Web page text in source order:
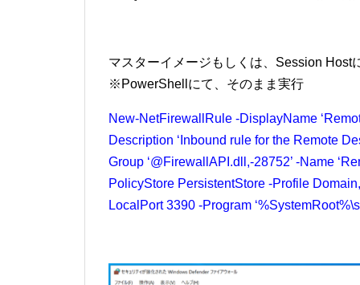
マスターイメージもしくは、Session
※PowerShellにて、そのまま実行
New-NetFirewallRule -DisplayName
Description ‘Inbound rule for the Remote
Group ‘@FirewallAPI.dll,-28752’ -Name
PolicyStore PersistentStore -Profile
LocalPort 3390 -Program